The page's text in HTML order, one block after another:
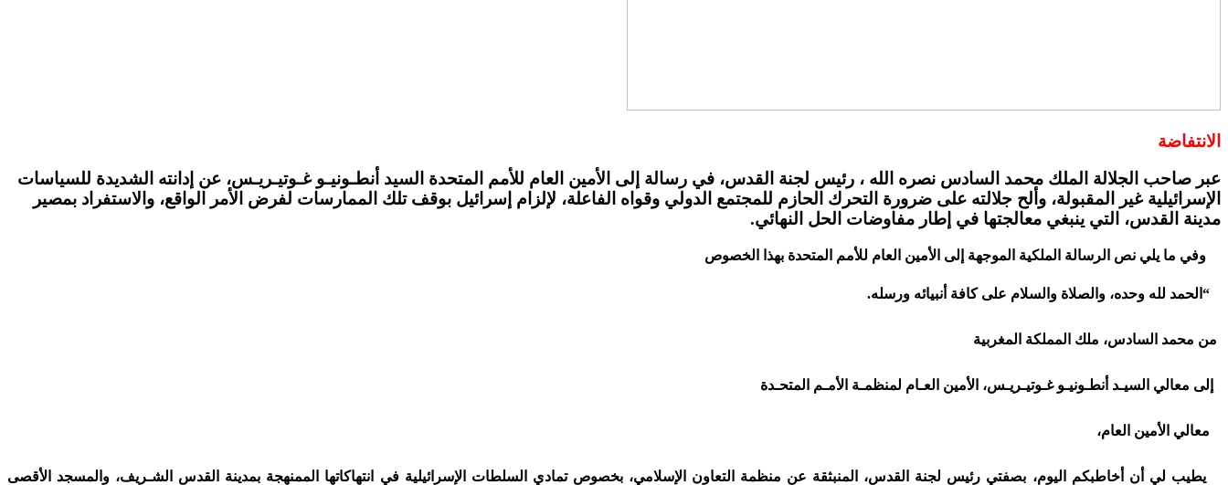
الانتفاضة
عبر صاحب الجلالة الملك محمد السادس نصره الله ، رئيس لجنة القدس، في رسالة إلى الأمين العام للأمم المتحدة السيد أنطـونيـو غـوتيـريـس، عن إدانته الشديدة للسياسات
الإسرائيلية غير المقبولة، وألح جلالته على ضرورة التحرك الحازم للمجتمع الدولي وقواه الفاعلة، لإلزام إسرائيل بوقف تلك الممارسات لفرض الأمر الواقع، والاستفراد بمصير
مدينة القدس، التي ينبغي معالجتها في إطار مفاوضات الحل النهائي.
وفي ما يلي نص الرسالة الملكية الموجهة إلى الأمين العام للأمم المتحدة بهذا الخصوص
“الحمد لله وحده، والصلاة والسلام على كافة أنبيائه ورسله.
من محمد السادس، ملك المملكة المغربية
إلى معالي السيـد أنطـونيـو غـوتيـريـس، الأمين العـام لمنظمـة الأمـم المتحـدة
معالي الأمين العام،
يطيب لي أن أخاطبكم اليوم، بصفتي رئيس لجنة القدس، المنبثقة عن منظمة التعاون الإسلامي، بخصوص تمادي السلطات الإسرائيلية في انتهاكاتها الممنهجة بمدينة القدس الشـريف، والمسجد الأقصى